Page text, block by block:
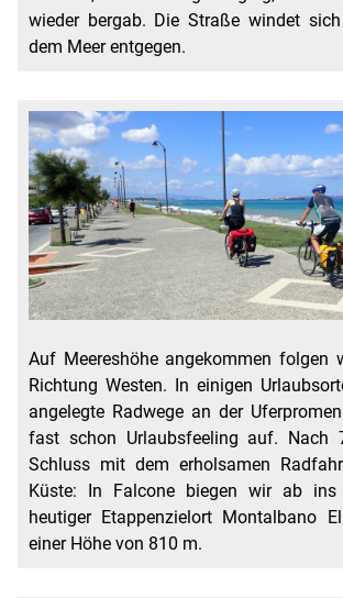
wieder bergab. Die Straße windet
dem Meer entgegen.
Auf Meereshöhe angekommen folgen
Richtung Westen. In einigen
angelegte Radwege an der
fast schon Urlaubsfeeling auf. Nach
Schluss mit dem erholsamen
Küste: In Falcone biegen wir ab ins
heutiger Etappenzielort Montalbano
einer Höhe von 810 m.